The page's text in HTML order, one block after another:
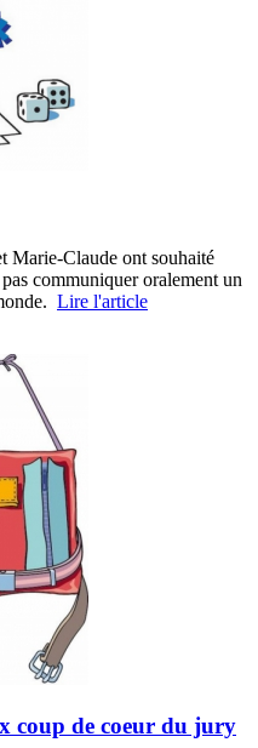
Marie-Claude ont souhaité
communiquer oralement un
Lire l'article
coup de coeur du jury